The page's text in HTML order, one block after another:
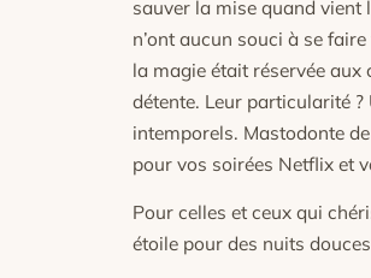
sauver la mise quand vient
n’ont aucun souci à se
la magie était réservée aux
détente. Leur particularité ?
intemporels. Mastodonte
pour vos soirées Netflix et
Pour celles et ceux qui
étoile pour des nuits